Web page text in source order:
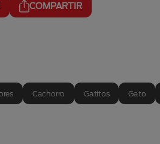
COMPARTIR
Cachorro Gatitos Gato